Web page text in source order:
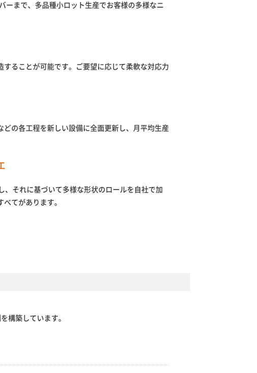
ーまで、多品種小ロット生産でお客様の多様なニ
ることが可能です。ご要望に応じて柔軟な対応力
の各工程を新しい設備に全面更新し、月平均生産
、それに基づいて多様な形状のロールを自社で加
てがあります。
構築しています。